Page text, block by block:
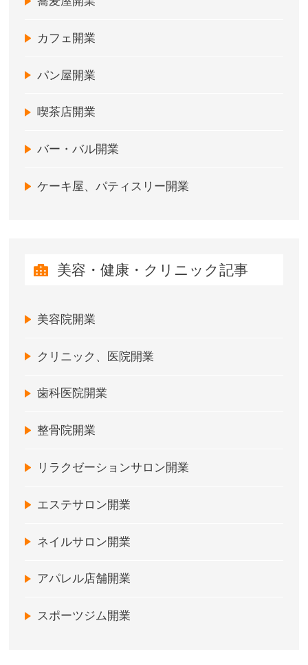
カフェ開業
パン屋開業
喫茶店開業
バー・バル開業
ケーキ屋、パティスリー開業
美容・健康・クリニック記事
美容院開業
クリニック、医院開業
歯科医院開業
整骨院開業
リラクゼーションサロン開業
エステサロン開業
ネイルサロン開業
アパレル店舗開業
スポーツジム開業